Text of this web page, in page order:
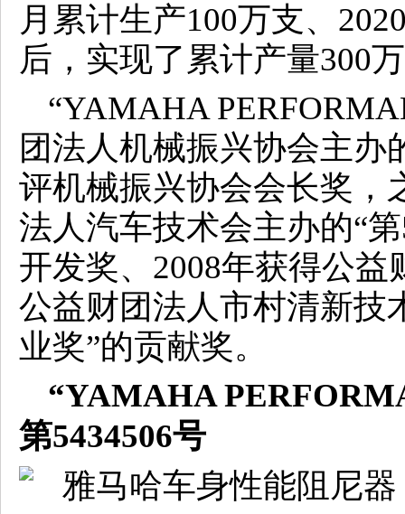
月累计生产100万支、
后，实现了累计产量300
“YAMAHA
团法人机械振兴协会主办
评机械振兴协会会长奖，
法人汽车技术会主办的“
开发奖、2008年获得公
公益财团法人市村清新技
业奖”的贡献奖。
“YAMAHA
第5434506号